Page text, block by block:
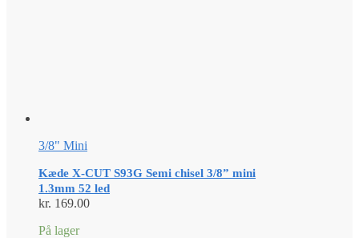
3/8" Mini
Kæde X-CUT S93G Semi chisel 3/8” mini
1.3mm 52 led
kr. 169.00
På lager